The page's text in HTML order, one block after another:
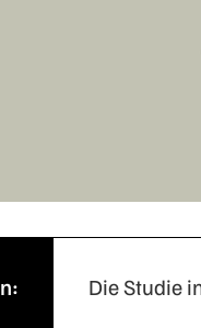
Die Studie